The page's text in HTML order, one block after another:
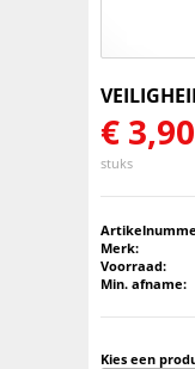
€ 3,90
stuks
Merk:
Voorraad:
Min. afname:
Kies een